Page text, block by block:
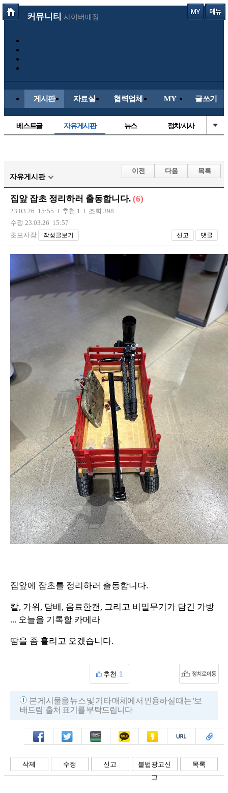
커뮤니티 사이버매장
게시판 자료실 협력업체 MY 글쓰기
베스트글 자유게시판 뉴스 정치/시사
해외축구
국내축구
자유게시판
이전 다음 목록
집앞 잡초 정리하러 출동합니다. (6)
23.03.26 15:55 추천 1
조회 398
수정 23.03.26 15:57
초보사장
작성글보기 신고 댓글
집앞에 잡초를 정리하러 출동합니다.
칼, 가위, 담배, 음료한캔, 그리고 비밀무기가 담긴 가방
... 오늘을 기록할 카메라
땀을 좀 흘리고 오겠습니다.
추천 1
본 게시물을 뉴스 및 기타 매체에서 인용하실 때는 '보
배드림' 출처 표기를 부탁드립니다
페북 트윗 밴드 카톡 카스 복사 스크랩
삭제 수정 신고
불법광고신
고
목록